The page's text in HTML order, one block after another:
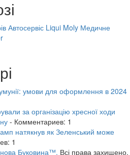
Автосервіс Liqui Moly Медичне
умови для оформлення в 2024
за організацію хресної ходи
- Комментариев: 1
натякнув як Зеленський може
1
Буковина™. Всі права захищено.